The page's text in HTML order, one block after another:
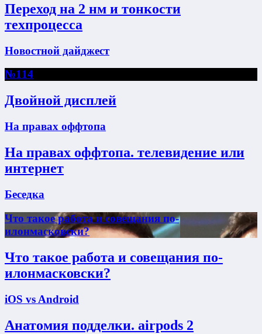
Переход на 2 нм и тонкости
техпроцесса
Новостной дайджест
№114
Двойной дисплей
На правах оффтопа
На правах оффтопа. телевидение или
интернет
Беседка
Что такое работа и совещания по-
илонмасковски?
Что такое работа и совещания по-
илонмасковски?
iOS vs Android
Анатомия подделки. airpods 2